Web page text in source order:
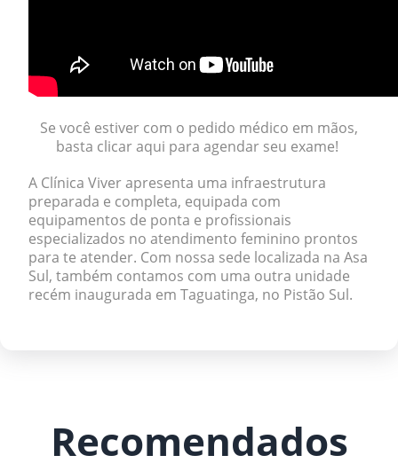
Se você estiver com o pedido médico em mãos,
basta clicar aqui para agendar seu exame!
A Clínica Viver apresenta uma infraestrutura
preparada e completa, equipada com
equipamentos de ponta e profissionais
especializados no atendimento feminino prontos
para te atender. Com nossa sede localizada na Asa
Sul, também contamos com uma outra unidade
recém inaugurada em Taguatinga, no Pistão Sul.
Recomendados